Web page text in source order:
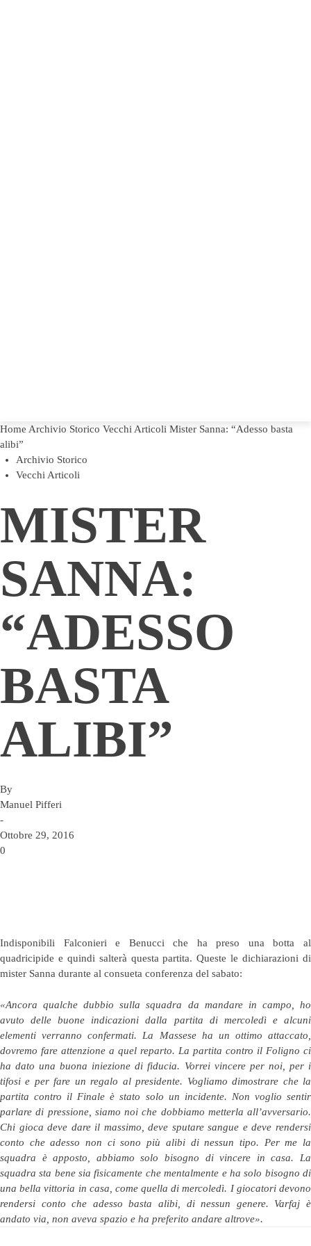
Home Archivio Storico Vecchi Articoli Mister Sanna: “Adesso basta
alibi”
Archivio Storico
Vecchi Articoli
MISTER
SANNA:
“ADESSO
BASTA
ALIBI”
By
Manuel Pifferi
-
Ottobre 29, 2016
0
Indisponibili Falconieri e Benucci che ha preso una botta al
quadricipide e quindi salterà questa partita. Queste le dichiarazioni di
mister Sanna durante al consueta conferenza del sabato:
«Ancora qualche dubbio sulla squadra da mandare in campo, ho
avuto delle buone indicazioni dalla partita di mercoledì e alcuni
elementi verranno confermati. La Massese ha un ottimo attaccato,
dovremo fare attenzione a quel reparto. La partita contro il Foligno ci
ha dato una buona iniezione di fiducia. Vorrei vincere per noi, per i
tifosi e per fare un regalo al presidente. Vogliamo dimostrare che la
partita contro il Finale è stato solo un incidente. Non voglio sentir
parlare di pressione, siamo noi che dobbiamo metterla all’avversario.
Chi gioca deve dare il massimo, deve sputare sangue e deve rendersi
conto che adesso non ci sono più alibi di nessun tipo. Per me la
squadra è apposto, abbiamo solo bisogno di vincere in casa. La
squadra sta bene sia fisicamente che mentalmente e ha solo bisogno di
una bella vittoria in casa, come quella di mercoledì. I giocatori devono
rendersi conto che adesso basta alibi, di nessun genere. Varfaj è
andato via, non aveva spazio e ha preferito andare altrove».